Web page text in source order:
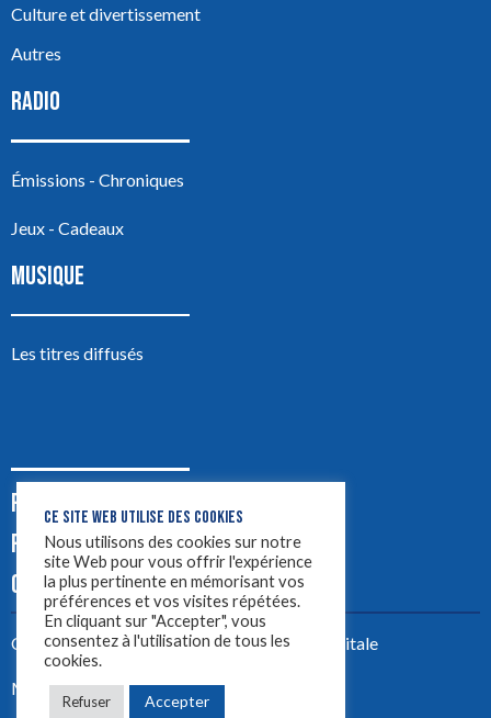
Culture et divertissement
Autres
RADIO
Émissions - Chroniques
Jeux - Cadeaux
MUSIQUE
Les titres diffusés
PODCASTS
PUB
CONTACT
Créez votre site avecYellowtie – Agence Digitale
Mentions légales
CE SITE WEB UTILISE DES COOKIES
Nous utilisons des cookies sur notre
site Web pour vous offrir l'expérience
la plus pertinente en mémorisant vos
préférences et vos visites répétées.
En cliquant sur "Accepter", vous
consentez à l'utilisation de tous les
cookies.
Refuser Accepter